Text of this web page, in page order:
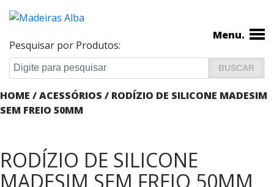
Pesquisar por Produtos:
Menu.
HOME /ACESSÓRIOS / RODÍZIO DE SILICONE MADESIM
SEM FREIO 50MM
RODÍZIO DE SILICONE
MADESIM SEM FREIO 50MM